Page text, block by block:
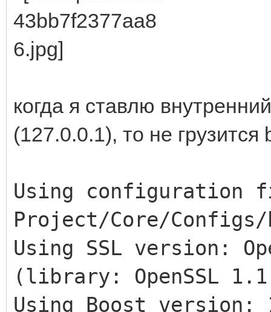
когда я ставлю
(127.0.0.1), то не
Using configuration
Project/Core/
Using SSL version:
(library: OpenSSL
Using Boost version: